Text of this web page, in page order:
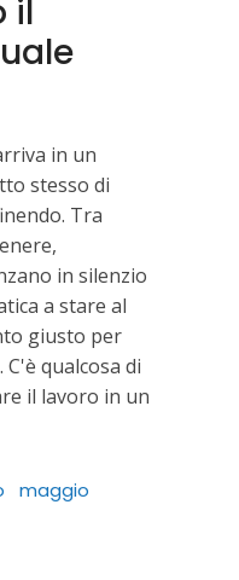
il
in un
stesso di
Tra
in silenzio
a stare al
giusto per
qualcosa di
il lavoro in un
maggio